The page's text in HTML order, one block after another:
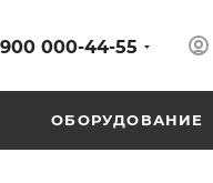
000-44-55
ОБОРУДОВАНИЕ